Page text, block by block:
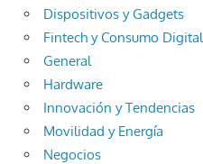
Dispositivos y Gadgets
Fintech y Consumo Digital
General
Hardware
Innovación y Tendencias
Movilidad y Energía
Negocios